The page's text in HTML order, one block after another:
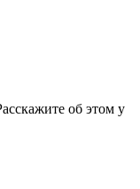
об этом у